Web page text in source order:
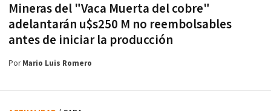
Mineras del "Vaca Muerta del cobre"
adelantarán u$s250 M no reembolsables
antes de iniciar la producción
PorMario Luis Romero